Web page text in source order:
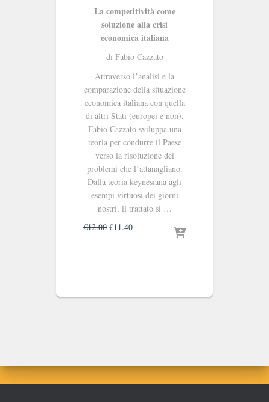
La competitività come
soluzione alla crisi
economica italiana
di Fabio Cazzato
Attraverso lʼanalisi e la
comparazione della situazione
economica italiana con quella
di altri Stati (europei e non),
Fabio Cazzato sviluppa una
teoria per condurre il Paese
verso la risoluzione dei
problemi che lʼattanagliano.
Dalla teoria keynesiana agli
esempi virtuosi dei giorni
nostri, il trattato si …
€12.00 Il
€11.40Il